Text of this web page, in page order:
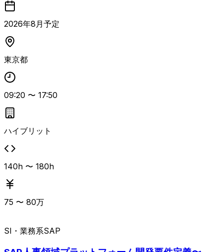
タ活用、UI/UX改善などを通じて、見積〜手配〜発券〜精算
までの業務効率化と収益機会拡大を図る長期プロジェクトと
なります。 経費精算システムは、クラウドとオンプレ双方
で稼働しており、Javaによるスクラッチ開発（フレームワ
社外約16万ユーザ・約150社が24時間365日利用する大規模
システムであり、現在は要件定義フェーズに着手しており、
2026年10月完了予定、その後設計〜テストを経て2027年11
月カットオーバーを目指しています。 リニューアル後の技
術スタックは未定で、6月から要件定義中です。 出張予約シ
ステムは、.NET Framework C#によるスクラッチ開発で、
社内トラベルコンサルタント約250名が主に9:30〜17:30に
応中です。 こちらは現在RFI作成中で、2026年10月に発出
予定、その後RFP作成、ベンダー選定・決定、社内承認プロ
セスを経て、2027年6月から開発開始というスケジュール感
です。 リニューアル後の詳細仕様・技術は未定です。 PMO
課題管理、ステークホルダー調整、ベンダーコントロール、
など、プロジェクト全体を俯瞰したマネジメント支援が求め
られます。 開発〜設計〜要件定義〜PMといったキャリアを
積んできた方が特にマッチしやすく、AWSの知見（資格保
2026年8 月予定
東京都
09:20 〜 17:50
ハイブリット
140h 〜 180h
75 〜 80万
SI・業務系SAP